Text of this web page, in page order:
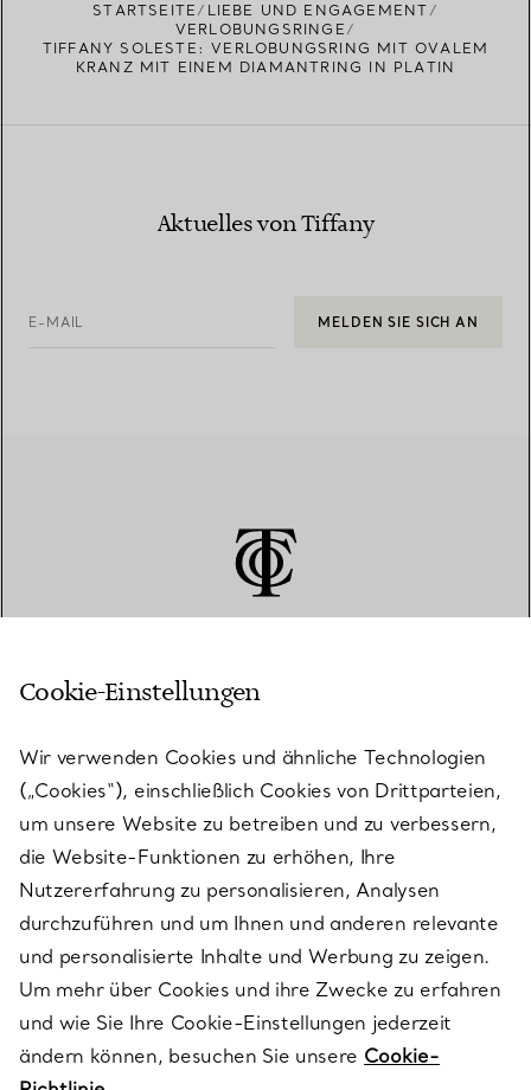
STARTSEITE
LIEBE UND ENGAGEMENT
VERLOBUNGSRINGE
TIFFANY SOLESTE: VERLOBUNGSRING MIT OVALEM
KRANZ MIT EINEM DIAMANTRING IN PLATIN
Aktuelles von Tiffany
E-MAIL MELDEN SIE SICH AN
KUNDENSERVICE
SERVICES
ÜBER TIFFANY & CO.
RECHTLICHE HINWEISE
Cookie-Einstellungen
Wir verwenden Cookies und ähnliche Technologien
(„Cookies“), einschließlich Cookies von Drittparteien,
um unsere Website zu betreiben und zu verbessern,
die Website-Funktionen zu erhöhen, Ihre
Nutzererfahrung zu personalisieren, Analysen
durchzuführen und um Ihnen und anderen relevante
und personalisierte Inhalte und Werbung zu zeigen.
Um mehr über Cookies und ihre Zwecke zu erfahren
und wie Sie Ihre Cookie-Einstellungen jederzeit
ändern können, besuchen Sie unsere Cookie-